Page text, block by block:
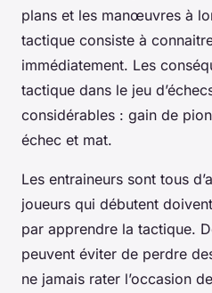
plans et les manœuvres à
tactique consiste à
immédiatement. Les
tactique dans le jeu
considérables : gain de
échec et mat.
Les entraineurs sont tous
joueurs qui débutent
par apprendre la tactique.
peuvent éviter de perdre
ne jamais rater l’occasion